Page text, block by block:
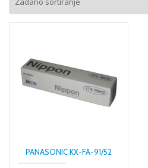
PANASONIC KX-FA-91/52